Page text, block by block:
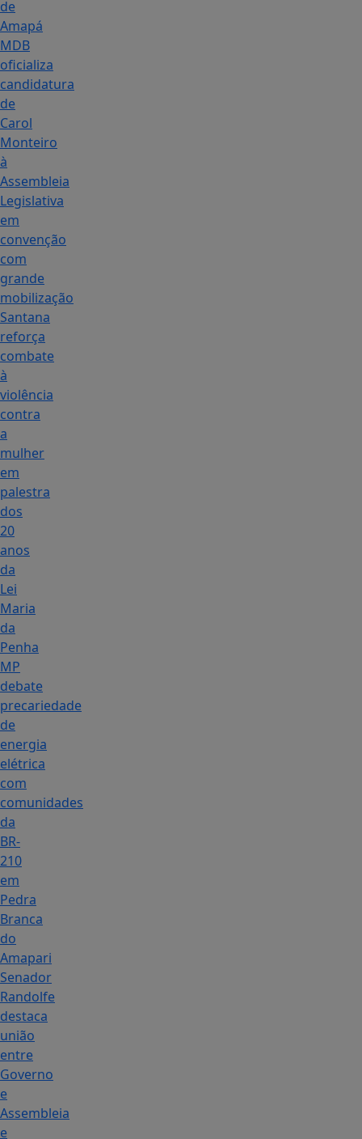
de
Amapá
MDB
oficializa
candidatura
de
Carol
Monteiro
à
Assembleia
Legislativa
em
convenção
com
grande
mobilização
Santana
reforça
combate
à
violência
contra
a
mulher
em
palestra
dos
20
anos
da
Lei
Maria
da
Penha
MP
debate
precariedade
de
energia
elétrica
com
comunidades
da
BR-
210
em
Pedra
Branca
do
Amapari
Senador
Randolfe
destaca
união
entre
Governo
e
Assembleia
e